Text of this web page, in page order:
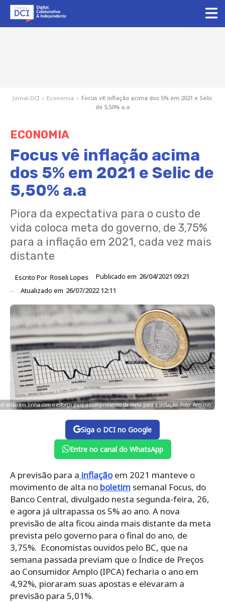
Jornal DCI › Economia › Focus vê inflação acima dos 5% em 2021 e Selic
de 5,50% a.a
ECONOMIA
Focus vê inflação acima
dos 5% em 2021 e Selic de
5,50% a.a
Piora da expectativa para o custo de
vida coloca meta do governo, de 3,75%
para a inflação em 2021, cada vez mais
distante
Escrito Por Roseli Lopes Publicado em 26/04/2021 09:21
Atualizado em 26/07/2022 12:11
estão em linha com o esforço para o cumprimento da meta para a inflação. Foto: Arquivo
Siga o DCI no Google
Entre no canal do WhatsApp
A previsão para a inflaçãoem 2021 manteve o
movimento de alta no boletim semanal Focus, do
Banco Central, divulgado nesta segunda-feira, 26,
e agora já ultrapassa os 5% ao ano. A nova
previsão de alta ficou ainda mais distante da meta
prevista pelo governo para o final do ano, de
3,75%. Economistas ouvidos pelo BC, que na
semana passada previam que o Índice de Preços
ao Consumidor Amplo (IPCA) fecharia o ano em
4,92%, pioraram suas apostas e elevaram a
previsão para 5,01%.